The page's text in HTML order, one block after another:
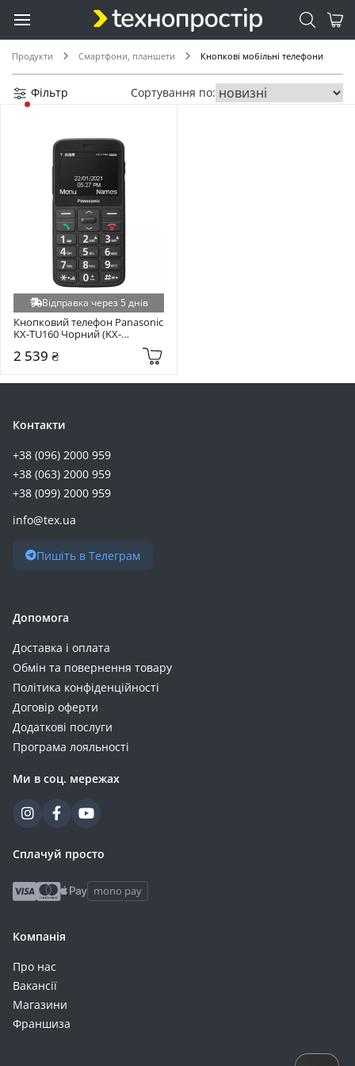
Продукти Смартфони, планшети Кнопкові мобільні телефони
Фільтр Сортування по:
Відправка через 5 днів
Кнопковий телефон Panasonic
KX-TU160 Чорний (KX-
2 539 ₴
Контакти
+38 (096) 2000 959
+38 (063) 2000 959
+38 (099) 2000 959
info@tex.ua
Пишіть в Телеграм
Допомога
Доставка і оплата
Обмін та повернення товару
Політика конфіденційності
Договір оферти
Додаткові послуги
Програма лояльності
Ми в соц. мережах
Сплачуй просто
mono pay
Компанія
Про нас
Вакансії
Магазини
Франшиза